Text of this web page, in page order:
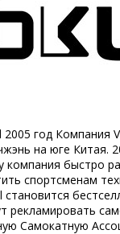
2005 год Компания
на юге Китая.
быстро
спортсменам
становится
рекламировать
Самокатную